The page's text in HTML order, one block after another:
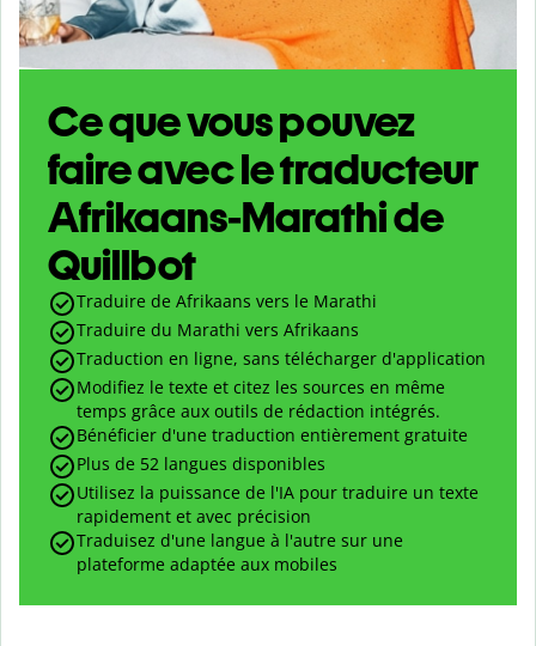
Ce que vous pouvez
faire avec le traducteur
Afrikaans-Marathi de
Quillbot
Traduire de Afrikaans vers le Marathi
Traduire du Marathi vers Afrikaans
Traduction en ligne, sans télécharger d'application
Modifiez le texte et citez les sources en même
temps grâce aux outils de rédaction intégrés.
Bénéficier d'une traduction entièrement gratuite
Plus de 52 langues disponibles
Utilisez la puissance de l'IA pour traduire un texte
rapidement et avec précision
Traduisez d'une langue à l'autre sur une
plateforme adaptée aux mobiles